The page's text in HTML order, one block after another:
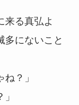
る真弘よ
多にないこと
？」